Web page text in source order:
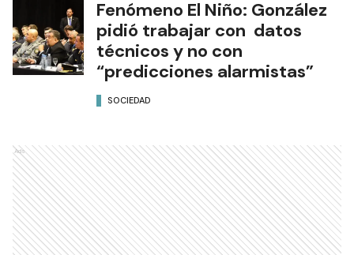
Fenómeno El Niño: González
pidió trabajar con datos
técnicos y no con
“predicciones alarmistas”
SOCIEDAD
Ads